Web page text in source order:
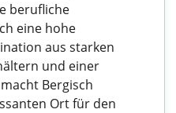
berufliche
eine hohe
aus starken
und einer
Bergisch
Ort für den